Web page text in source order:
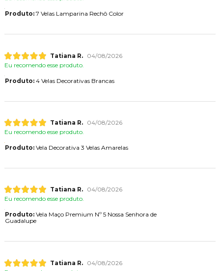
Produto:7 Velas Lamparina Rechô Color
Tatiana R.
04/08/2026
Eu recomendo esse produto.
Produto:4 Velas Decorativas Brancas
Tatiana R.
04/08/2026
Eu recomendo esse produto.
Produto:Vela Decorativa 3 Velas Amarelas
Tatiana R.
04/08/2026
Eu recomendo esse produto.
Produto:Vela Maço Premium Nº 5 Nossa Senhora de
Guadalupe
Tatiana R.
04/08/2026